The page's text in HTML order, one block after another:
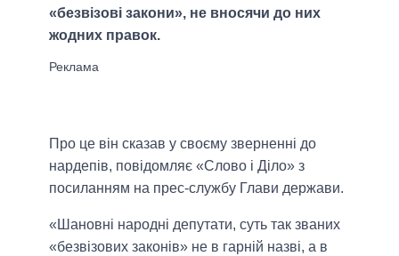
«безвізові закони», не вносячи до них
жодних правок.
Про це він сказав у своєму зверненні до
нардепів, повідомляє «Слово і Діло» з
посиланням на прес-службу Глави держави.
«Шановні народні депутати, суть так званих
«безвізових законів» не в гарній назві, а в